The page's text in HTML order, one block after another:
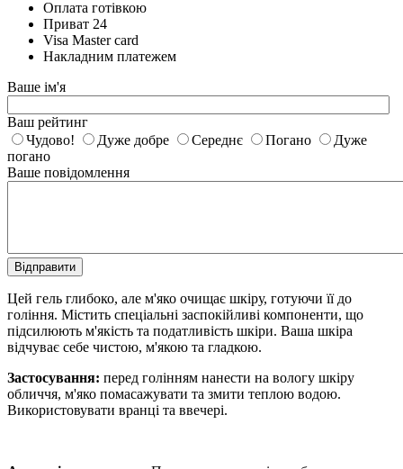
Оплата готівкою
Приват 24
Visa Master card
Накладним платежем
Ваше ім'я
Ваш рейтинг
Чудово!
Дуже добре Середнє Погано
Дуже
погано
Ваше повідомлення
Відправити
Цей гель глибоко, але м'яко очищає шкіру, готуючи її до
гоління. Містить спеціальні заспокійливі компоненти, що
підсилюють м'якість та податливість шкіри. Ваша шкіра
відчуває себе чистою, м'якою та гладкою.
Застосування: перед голінням нанести на вологу шкіру
обличчя, м'яко помасажувати та змити теплою водою.
Використовувати вранці та ввечері.